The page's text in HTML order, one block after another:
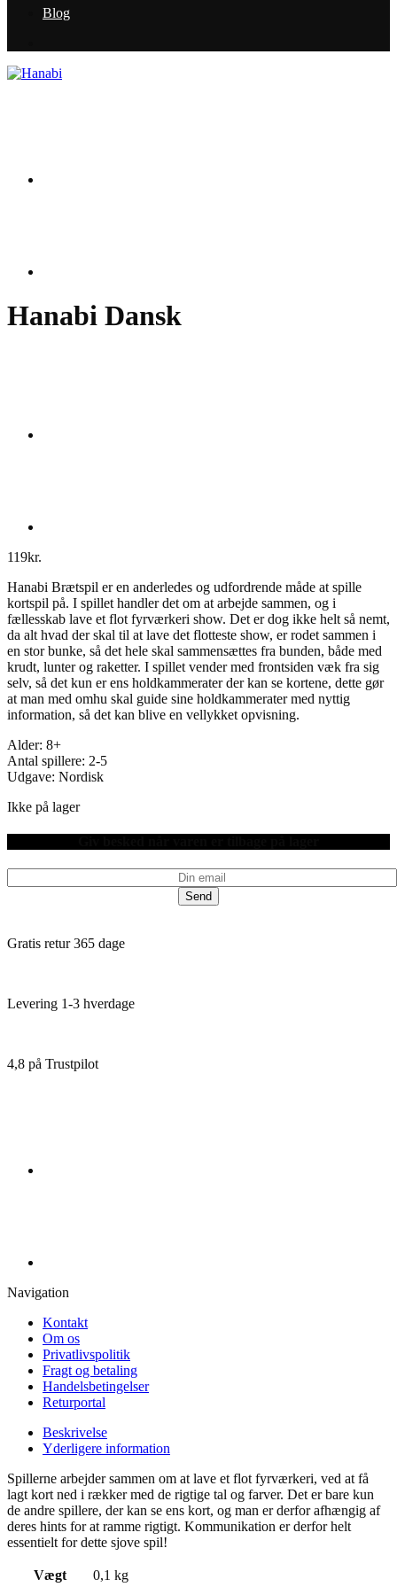
Blog
Hanabi Dansk
119kr.
Hanabi Brætspil er en anderledes og udfordrende måde at spille
kortspil på. I spillet handler det om at arbejde sammen, og i
fællesskab lave et flot fyrværkeri show. Det er dog ikke helt så nemt,
da alt hvad der skal til at lave det flotteste show, er rodet sammen i
en stor bunke, så det hele skal sammensættes fra bunden, både med
krudt, lunter og raketter. I spillet vender med frontsiden væk fra sig
selv, så det kun er ens holdkammerater der kan se kortene, dette gør
at man med omhu skal guide sine holdkammerater med nyttig
information, så det kan blive en vellykket opvisning.
Alder: 8+
Antal spillere: 2-5
Udgave: Nordisk
Ikke på lager
Send
Gratis retur 365 dage
Levering 1-3 hverdage
4,8 på Trustpilot
Navigation
Kontakt
Om os
Privatlivspolitik
Fragt og betaling
Handelsbetingelser
Returportal
Beskrivelse
Yderligere information
Spillerne arbejder sammen om at lave et flot fyrværkeri, ved at få
lagt kort ned i rækker med de rigtige tal og farver. Det er bare kun
de andre spillere, der kan se ens kort, og man er derfor afhængig af
deres hints for at ramme rigtigt. Kommunikation er derfor helt
essentielt for dette sjove spil!
Vægt 0,1 kg